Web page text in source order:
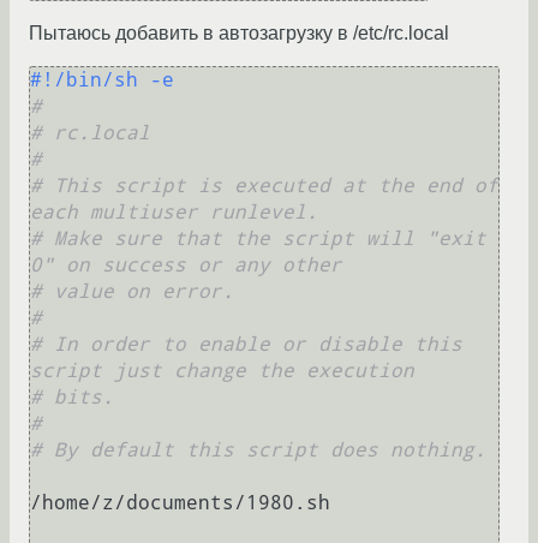
Пытаюсь добавить в автозагрузку в /etc/rc.local
#!/bin/sh -e
#
# rc.local
#
# This script is executed at the end of
each multiuser runlevel.
# Make sure that the script will "exit
0" on success or any other
# value on error.
#
# In order to enable or disable this
script just change the execution
# bits.
#
# By default this script does nothing.
/home/z/documents/1980.sh